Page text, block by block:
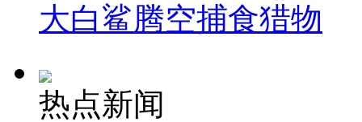
大白鲨腾空捕食猎物
热点新闻